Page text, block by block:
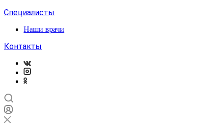
Специалисты
Наши врачи
Контакты